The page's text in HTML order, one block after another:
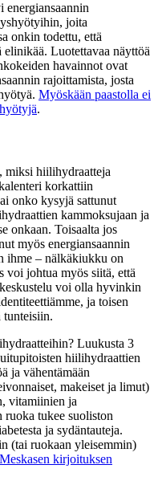
joita
onkin todettu, että
elinikää. Luotettavaa näyttöä
havainnot ovat
rajoittamista, josta
Myöskään paastolla ei
.
miksi hiilihydraatteja
korkattiin
onko kysyjä sattunut
kammoksujaan ja
onkaan. Toisaalta jos
myös energiansaannin
ihme – nälkäkiukku on
johtua myös siitä, että
voi olla hyvinkin
ja toisen
tunteisiin.
Luukusta 3
hiilihydraattien
ja vähentämään
makeiset ja limut)
vitamiinien ja
tukee suoliston
ja sydäntauteja.
(tai ruokaan yleisemmin)
kirjoituksen